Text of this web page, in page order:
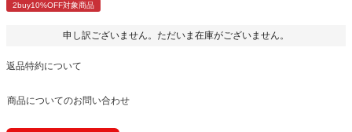
2buy10%OFF対象商品
申し訳ございません。ただいま在庫がございません。
返品特約について
商品についてのお問い合わせ